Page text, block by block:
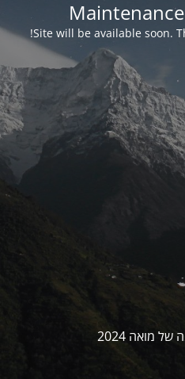
Site will be available soon.
מואה 2024